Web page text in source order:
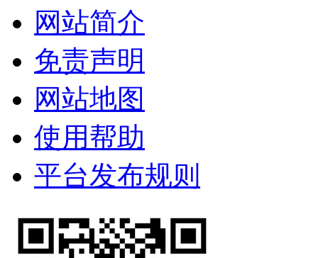
网站简介
免责声明
网站地图
使用帮助
平台发布规则